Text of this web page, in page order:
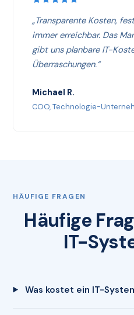
„Transparente Kosten,
immer erreichbar. Das
gibt uns planbare IT-
Überraschungen.“
Michael R.
COO, Technologie-
HÄUFIGE FRAGEN
Häufige
IT-
Was kostet ein IT-